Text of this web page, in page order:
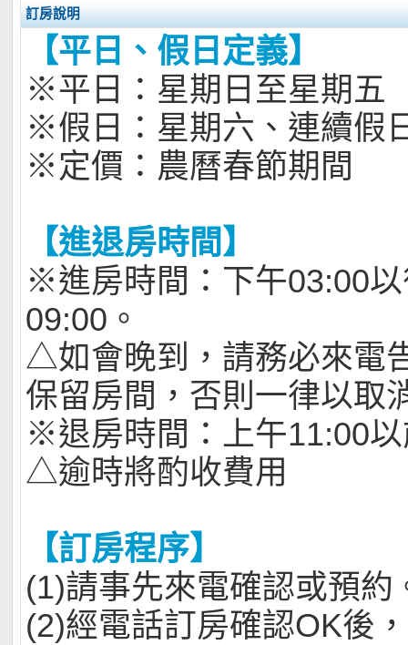
訂房說明
【平日、假日定義】
※平日：星期日至星期五
※假日：星期六、連續假
※定價：農曆春節期間
【進退房時間】
※進房時間：下午03:00
09:00。
△如會晚到，請務必來電
保留房間，否則一律以取
※退房時間：上午11:00
△逾時將酌收費用
【訂房程序】
(1)請事先來電確認或預約
(2)經電話訂房確認OK後